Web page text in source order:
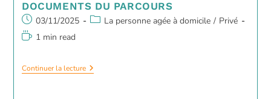
DOCUMENTS DU PARCOURS
03/11/2025 La personne agée à domicile / Privé
1 min read
Continuer la lecture